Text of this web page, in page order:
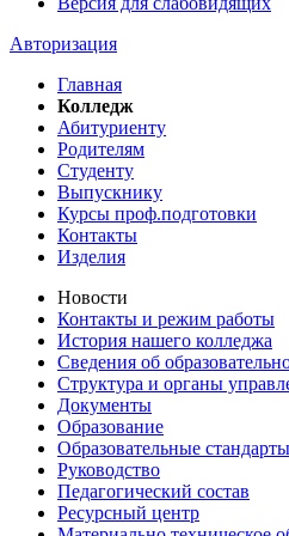
Авторизация
Главная
Колледж
Абитуриенту
Родителям
Студенту
Выпускнику
Курсы проф.подготовки
Контакты
Изделия
Новости
Контакты и режим работы
История нашего колледжа
Сведения об
Структура и органы
Документы
Образование
Образовательные
Руководство
Педагогический состав
Ресурсный центр